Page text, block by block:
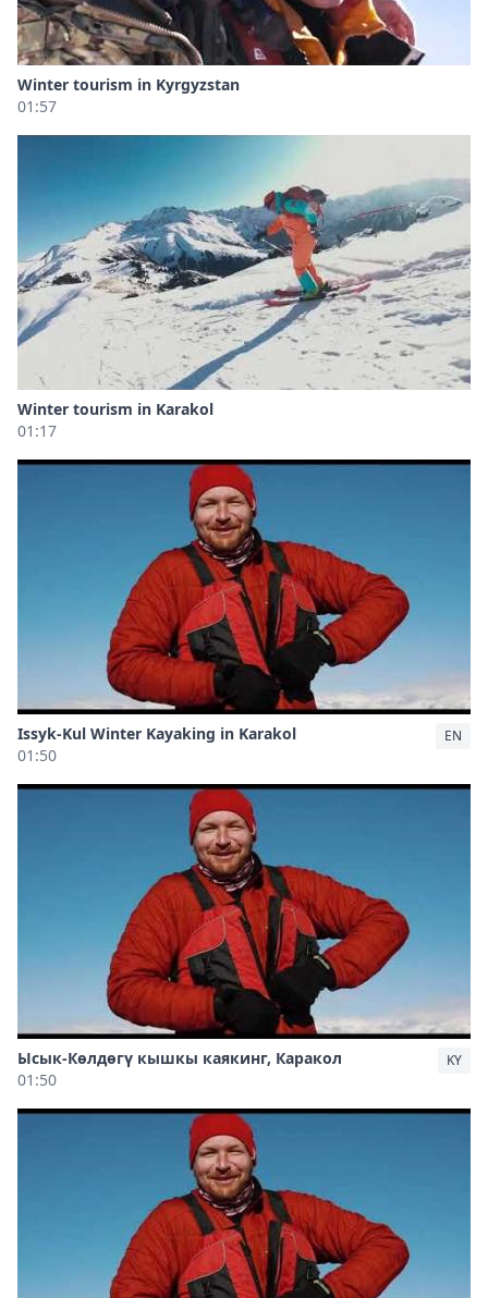
Winter tourism in Kyrgyzstan
01:57
Winter tourism in Karakol
01:17
Issyk-Kul Winter Kayaking in Karakol
01:50
EN
Ысык-Көлдөгү кышкы каякинг, Каракол
01:50
KY